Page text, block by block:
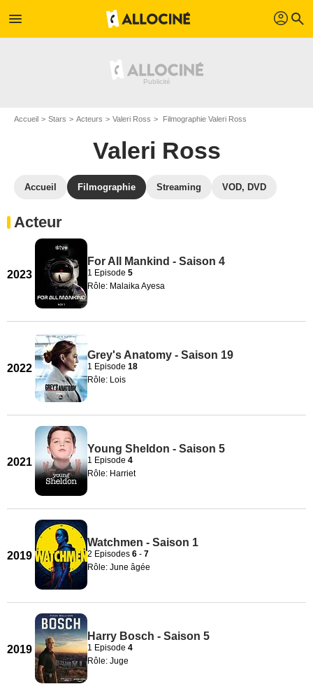
menu profil search
Accueil Stars Acteurs Valeri Ross Filmographie Valeri Ross
Valeri Ross
Accueil Filmographie Streaming VOD, DVD
Acteur
2023
For All Mankind - Saison 4
1 Episode 5
Rôle: Malaika Ayesa
2022
Grey's Anatomy - Saison 19
1 Episode 18
Rôle: Lois
2021
Young Sheldon - Saison 5
1 Episode 4
Rôle: Harriet
2019
Watchmen - Saison 1
2 Episodes 6 - 7
Rôle: June âgée
2019
Harry Bosch - Saison 5
1 Episode 4
Rôle: Juge